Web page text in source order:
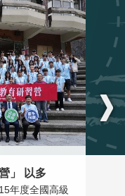
」 以多
年度全國高級